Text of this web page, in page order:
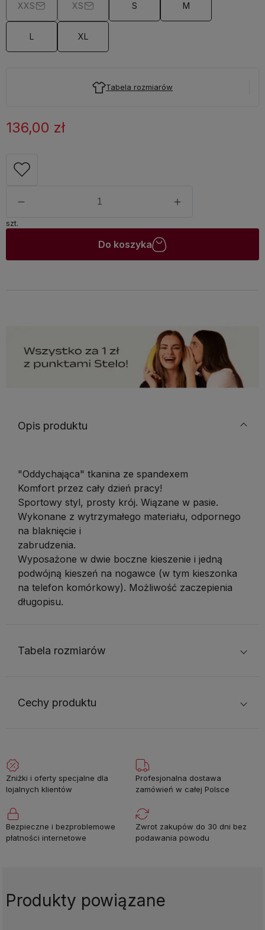
XXS XS S M
L XL
Tabela rozmiarów
136,00 zł
szt.
Do koszyka
Opis produktu
"Oddychająca" tkanina ze spandexem
Komfort przez cały dzień pracy!
Sportowy styl, prosty krój. Wiązane w pasie.
Wykonane z wytrzymałego materiału, odpornego
na blaknięcie i
Wyposażone w dwie boczne kieszenie i jedną
podwójną kieszeń na nogawce (w tym kieszonka
na telefon komórkowy). Możliwość zaczepienia
długopisu.
Tabela rozmiarów
Cechy produktu
Zniżki i oferty specjalne dla
lojalnych klientów
Profesjonalna dostawa
zamówień w całej Polsce
Bezpieczne i bezproblemowe
płatności internetowe
Zwrot zakupów do 30 dni bez
podawania powodu
Produkty powiązane